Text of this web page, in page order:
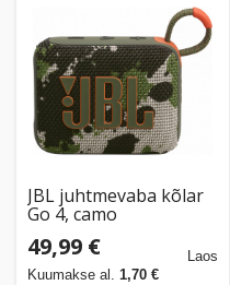
JBL juhtmevaba kõlar
Go 4, camo
49,99 €
Kuumakse al. 1,70 €
Laos